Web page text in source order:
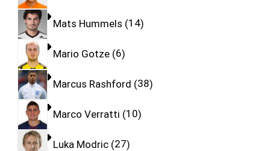
Mats Hummels 14
Mario Gotze 6
Marcus Rashford 38
Marco Verratti 10
Luka Modric 27